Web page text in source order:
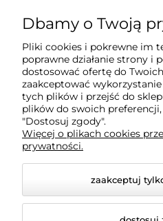
O nas
Obsługa klienta
Pomoc
Moje konto
Dbamy o Twoją
Pliki cookies i pokrewne im
poprawne działanie strony i
dostosować ofertę do
zaakceptować
tych plików i przejść do
plików do swoich
"Dostosuj zgody".
Więcej o plikach cookies
prywatności.
zaakceptuj